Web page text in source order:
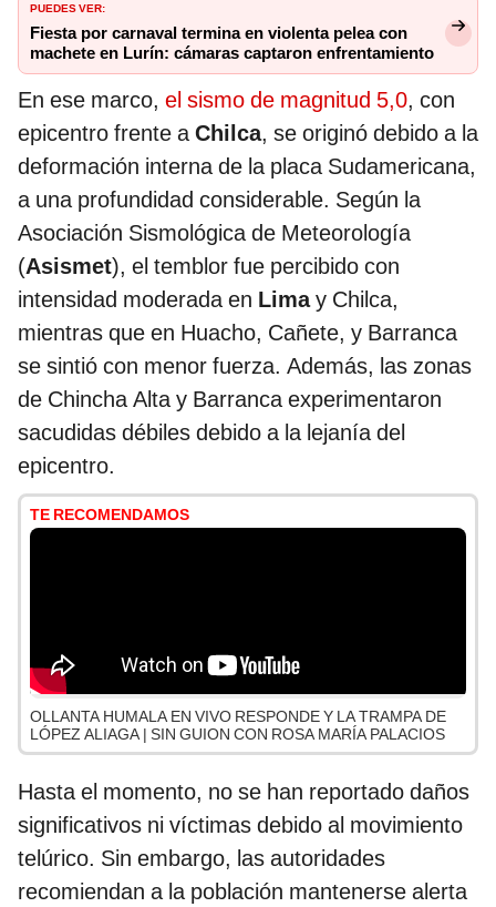
PUEDES VER:
Fiesta por carnaval termina en violenta pelea con
machete en Lurín: cámaras captaron enfrentamiento
En ese marco, el sismo de magnitud 5,0, con
epicentro frente aChilca, se originó debido a la
deformación interna de la placa Sudamericana,
a una profundidad considerable. Según la
Asociación Sismológica de Meteorología
(Asismet), el temblor fue percibido con
intensidad moderada en Limay Chilca,
mientras que en Huacho, Cañete, y Barranca
se sintió con menor fuerza. Además, las zonas
de Chincha Alta y Barranca experimentaron
sacudidas débiles debido a la lejanía del
epicentro.
TE RECOMENDAMOS
OLLANTA HUMALA EN VIVO RESPONDE Y LA TRAMPA DE
LÓPEZ ALIAGA | SIN GUION CON ROSA MARÍA PALACIOS
Hasta el momento, no se han reportado daños
significativos ni víctimas debido al movimiento
telúrico. Sin embargo, las autoridades
recomiendan a la población mantenerse alerta